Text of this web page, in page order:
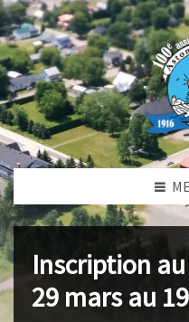
Inscription
29 mars au